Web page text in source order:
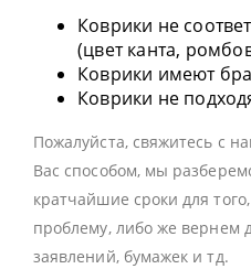
Коврики не
(цвет канта,
Коврики имеют
Коврики не
Пожалуйста, свяжитесь с
Вас способом, мы
кратчайшие сроки для
проблему, либо же вернем
заявлений, бумажек и тд.